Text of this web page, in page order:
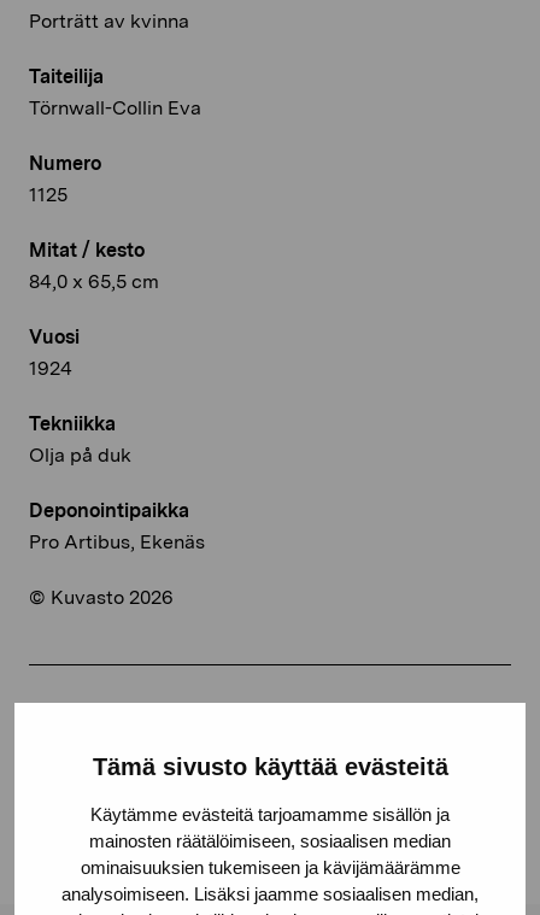
Tämä sivusto käyttää evästeitä
Käytämme evästeitä tarjoamamme sisällön ja
mainosten räätälöimiseen, sosiaalisen median
ominaisuuksien tukemiseen ja kävijämäärämme
analysoimiseen. Lisäksi jaamme sosiaalisen median,
Porträtt av kvinna
Taiteilija
Törnwall-Collin Eva
Numero
1125
Mitat / kesto
84,0 x 65,5 cm
Vuosi
1924
Tekniikka
Olja på duk
Deponointipaikka
Pro Artibus, Ekenäs
© Kuvasto 2026
Facebook
Linkedin